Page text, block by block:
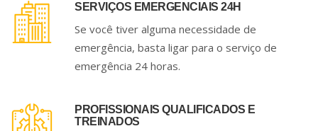
SERVIÇOS EMERGENCIAIS 24H
Se você tiver alguma necessidade de
emergência, basta ligar para o serviço de
emergência 24 horas.
PROFISSIONAIS QUALIFICADOS E
TREINADOS